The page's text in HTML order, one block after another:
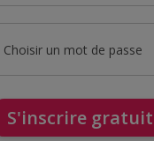
Choisir un mot de passe
S'inscrire